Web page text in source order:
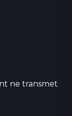
ne transmet